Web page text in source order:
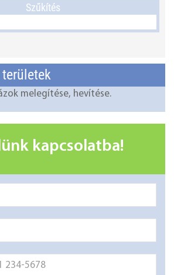
Szűkítés
melegítése, hevítése.
kapcsolatba!